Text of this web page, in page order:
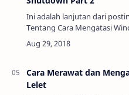
Ini adalah lanjutan dari
Tentang Cara Mengatasi
Shutdown Part 1 Berikut
Berawal dari Pengalaman
Cara Merawat dan
Lelet